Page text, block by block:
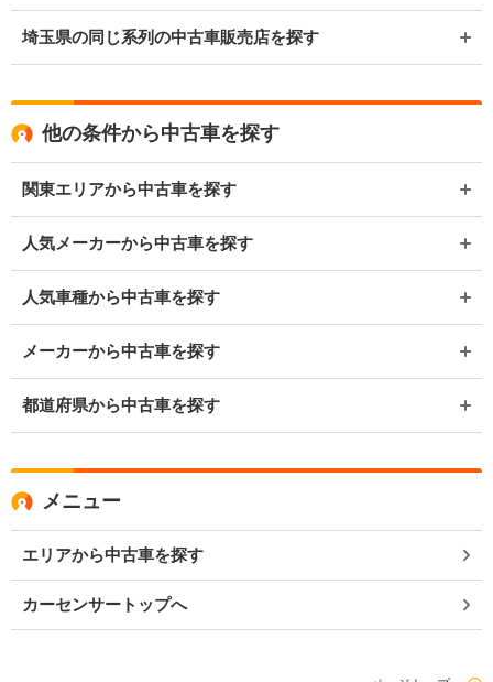
埼玉県の同じ系列の中古車販売店を探す
他の条件から中古車を探す
関東エリアから中古車を探す
人気メーカーから中古車を探す
人気車種から中古車を探す
メーカーから中古車を探す
都道府県から中古車を探す
メニュー
エリアから中古車を探す
カーセンサートップへ